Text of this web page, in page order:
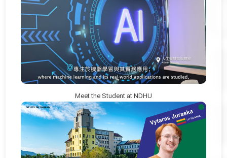
Meet the Student at NDHU